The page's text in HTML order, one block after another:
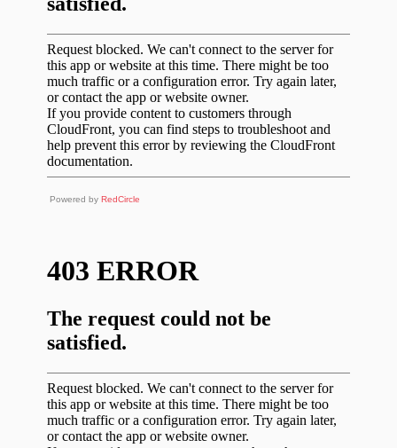
Powered by RedCircle